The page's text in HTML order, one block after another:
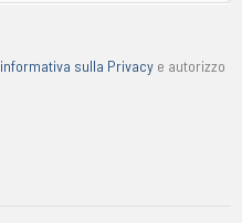
informativa sulla Privacy e autorizzo